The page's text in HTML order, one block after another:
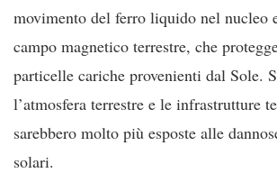
movimento del ferro liquido nel nucleo
campo magnetico terrestre, che
particelle cariche provenienti dal Sole.
l’atmosfera terrestre e le infrastrutture
sarebbero molto più esposte alle
solari.